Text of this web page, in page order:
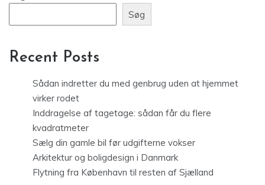
Søg
Recent Posts
Sådan indretter du med genbrug uden at hjemmet
virker rodet
Inddragelse af tagetage: sådan får du flere
kvadratmeter
Sælg din gamle bil før udgifterne vokser
Arkitektur og boligdesign i Danmark
Flytning fra København til resten af Sjælland